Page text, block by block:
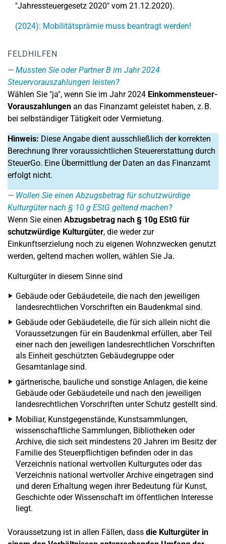
"Jahressteuergesetz 2020" vom 21.12.2020).
(2024): Mobilitätsprämie muss beantragt werden!
FELDHILFEN
Mussten Sie oder Partner B im Jahr 2024
Steuervorauszahlungen leisten?
Wählen Sie "ja", wenn Sie im Jahr 2024 Einkommensteuer-
Vorauszahlungen an das Finanzamt geleistet haben, z. B.
bei selbständiger Tätigkeit oder Vermietung.
Hinweis: Diese Angabe dient ausschließlich der korrekten
Berechnung Ihrer voraussichtlichen Steuererstattung durch
SteuerGo. Eine Übermittlung der Daten an das Finanzamt
erfolgt nicht.
Wollen Sie einen Abzugsbetrag für schutzwürdige
Kulturgüter nach § 10 g EStG geltend machen?
Wenn Sie einen Abzugsbetrag nach § 10g EStG für
schutzwürdige Kulturgüter, die weder zur
Einkunftserzielung noch zu eigenen Wohnzwecken genutzt
werden, geltend machen wollen, wählen Sie Ja.
Kulturgüter in diesem Sinne sind
Gebäude oder Gebäudeteile, die nach den jeweiligen
landesrechtlichen Vorschriften ein Baudenkmal sind.
Gebäude oder Gebäudeteile, die für sich allein nicht die
Voraussetzungen für ein Baudenkmal erfüllen, aber Teil
einer nach den jeweiligen landesrechtlichen Vorschriften
als Einheit geschützten Gebäudegruppe oder
Gesamtanlage sind.
gärtnerische, bauliche und sonstige Anlagen, die keine
Gebäude oder Gebäudeteile und nach den jeweiligen
landesrechtlichen Vorschriften unter Schutz gestellt sind.
Mobiliar, Kunstgegenstände, Kunstsammlungen,
wissenschaftliche Sammlungen, Bibliotheken oder
Archive, die sich seit mindestens 20 Jahren im Besitz der
Familie des Steuerpflichtigen befinden oder in das
Verzeichnis national wertvollen Kulturgutes oder das
Verzeichnis national wertvoller Archive eingetragen sind
und deren Erhaltung wegen ihrer Bedeutung für Kunst,
Geschichte oder Wissenschaft im öffentlichen Interesse
liegt.
Voraussetzung ist in allen Fällen, dass die Kulturgüter in